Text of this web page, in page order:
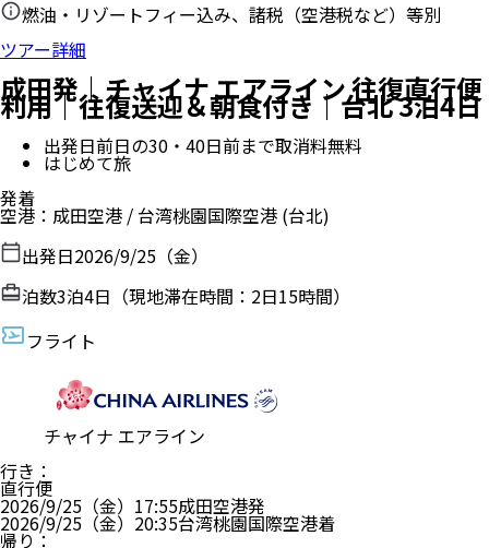
燃油・リゾートフィー込み、諸税（空港税など）等別
ツアー詳細
成田発｜チャイナ エアライン 往復直行便
利用｜往復送迎＆朝食付き｜台北 3泊4日
出発日前日の30・40日前まで取消料無料
はじめて旅
発着
空港 ： 成田空港 /台湾桃園国際空港 (台北)
出発日2026/9/25（金）
泊数3泊4日（現地滞在時間： 2日15時間）
フライト
チャイナ エアライン
行き ：
直行便
2026/9/25（金） 17:55成田空港発
2026/9/25（金） 20:35台湾桃園国際空港着
帰り ：